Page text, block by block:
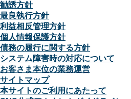
勧誘方針
最良執行方針
利益相反管理方針
個人情報保護方針
債務の履行に関する方針
システム障害時の対応について
お客さま本位の業務運営
サイトマップ
本サイトのご利用にあたって